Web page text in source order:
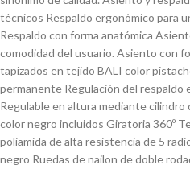
técnicos Respaldo ergonómico para
Respaldo con forma anatómica
comodidad del usuario. Asiento con
tapizados en tejido BALI color
permanente Regulación del respaldo
Regulable en altura mediante cilindro
color negro incluidos Giratoria 360º
poliamida de alta resistencia de 5
negro Ruedas de nailon de doble